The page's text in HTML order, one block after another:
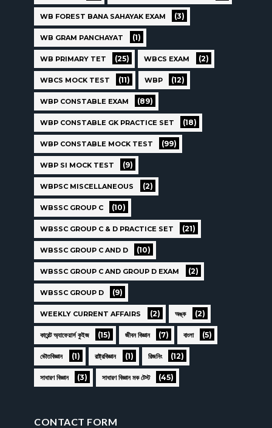
WB FOREST BANA SAHAYAK EXAM (3)
WB GRAM PANCHAYAT (1)
WB PRIMARY TET (25) WBCS EXAM (2)
WBCS MOCK TEST (11) WBP (12)
WBP CONSTABLE EXAM (89)
WBP CONSTABLE GK PRACTICE SET (18)
WBP CONSTABLE MOCK TEST (99)
WBP SI MOCK TEST (9)
WBPSC MISCELLANEOUS (2)
WBSSC GROUP C (10)
WBSSC GROUP C & D PRACTICE SET (21)
WBSSC GROUP C AND D (10)
WBSSC GROUP C AND GROUP D EXAM (2)
WBSSC GROUP D (9)
WEEKLY CURRENT AFFAIRS (2) অঙ্ক (2)
কারেন্ট অ্যাফেয়ার্স কুইজ (15) জীবন বিজ্ঞান (7) বাংলা (5)
ভৌতবিজ্ঞান (1) রাষ্ট্রবিজ্ঞান (1) রিজনিং (12)
সাধারণ বিজ্ঞান (3) সাধারণ বিজ্ঞান মক টেস্ট (45)
CONTACT FORM